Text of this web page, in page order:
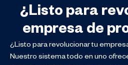
¿Listo para
empresa de
¿Listo para revolucionar tu
Nuestro sistema todo en uno